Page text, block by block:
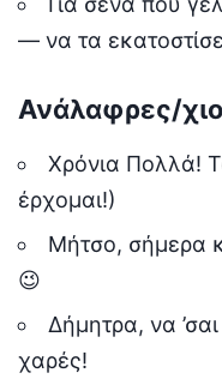
— να τα
Ανάλαφρες/
Χρόνια Πολλά!
έρχομαι!)
Μήτσο, σήμερα
😉
Δήμητρα, να
χαρές!